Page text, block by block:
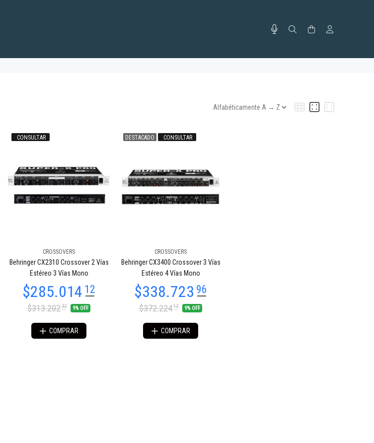
CONSULTAR
CROSSOVERS
Behringer CX2310 Crossover 2 Vías
Estéreo 3 Vías Mono
$313.20233 9% OFF
COMPRAR
DESTACADO CONSULTAR
CROSSOVERS
Behringer CX3400 Crossover 3 Vías
Estéreo 4 Vías Mono
$372.22413 9% OFF
COMPRAR